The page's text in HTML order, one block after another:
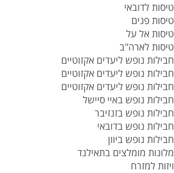
טיסות לדובאי
טיסות פנים
טיסות אל על
טיסות לארה"ב
חבילות נופש ליעדים אקזוטיים
חבילות נופש ליעדים אקזוטיים
חבילות נופש ליעדים אקזוטיים
חבילות נופש באיי סיישל
חבילות נופש בזנזיבר
חבילות נופש בדובאי
חבילות נופש ביוון
מלונות מומלצים בתאילנד
ויזות למזרח